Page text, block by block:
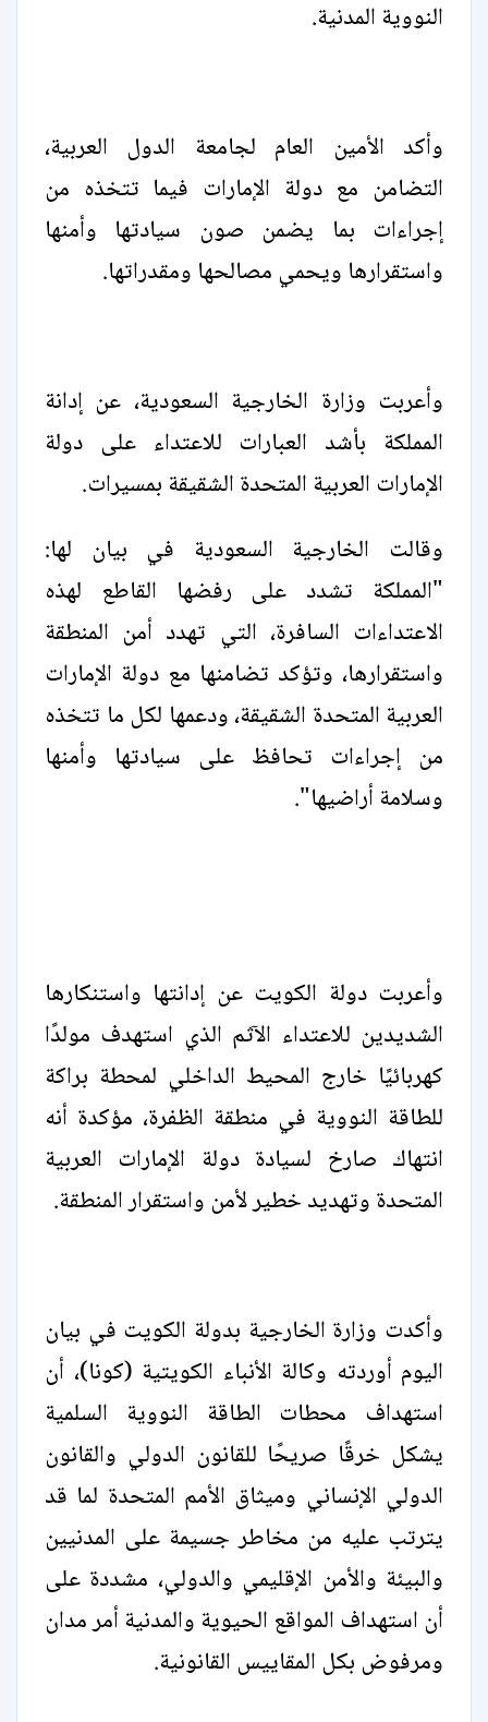
النووية المدنية.
وأكد الأمين العام لجامعة الدول العربية،
التضامن مع دولة الإمارات فيما تتخذه من
إجراءات بما يضمن صون سيادتها وأمنها
واستقرارها ويحمي مصالحها ومقدراتها.
وأعربت وزارة الخارجية السعودية، عن إدانة
المملكة بأشد العبارات للاعتداء على دولة
الإمارات العربية المتحدة الشقيقة بمسيرات.
وقالت الخارجية السعودية في بيان لها:
"المملكة تشدد على رفضها القاطع لهذه
الاعتداءات السافرة، التي تهدد أمن المنطقة
واستقرارها، وتؤكد تضامنها مع دولة الإمارات
العربية المتحدة الشقيقة، ودعمها لكل ما تتخذه
من إجراءات تحافظ على سيادتها وأمنها
وسلامة أراضيها".
وأعربت دولة الكويت عن إدانتها واستنكارها
الشديدين للاعتداء الآثم الذي استهدف مولدًا
كهربائيًا خارج المحيط الداخلي لمحطة براكة
للطاقة النووية في منطقة الظفرة، مؤكدة أنه
انتهاك صارخ لسيادة دولة الإمارات العربية
المتحدة وتهديد خطير لأمن واستقرار المنطقة.
وأكدت وزارة الخارجية بدولة الكويت في بيان
اليوم أوردته وكالة الأنباء الكويتية (كونا)، أن
استهداف محطات الطاقة النووية السلمية
يشكل خرقًا صريحًا للقانون الدولي والقانون
الدولي الإنساني وميثاق الأمم المتحدة لما قد
يترتب عليه من مخاطر جسيمة على المدنيين
والبيئة والأمن الإقليمي والدولي، مشددة على
أن استهداف المواقع الحيوية والمدنية أمر مدان
ومرفوض بكل المقاييس القانونية.